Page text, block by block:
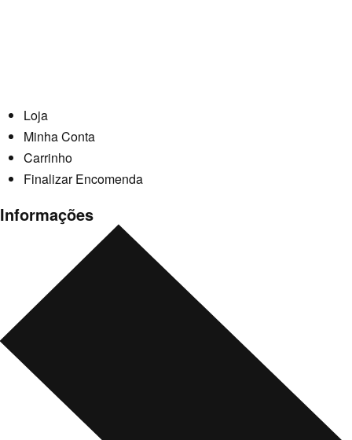
Loja
Minha Conta
Carrinho
Finalizar Encomenda
Informações